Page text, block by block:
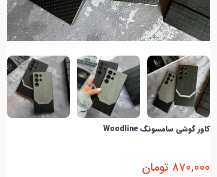
کاور گوشی سامسونگ Woodline
870,000 تومان